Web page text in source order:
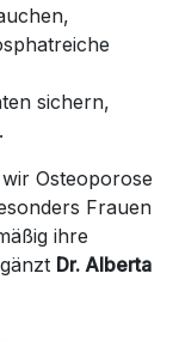
sichern,
Osteoporose
Frauen
ihre
Dr. Alberta